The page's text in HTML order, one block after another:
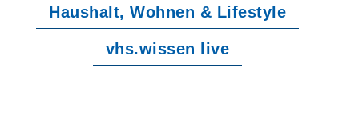
Haushalt, Wohnen & Lifestyle
vhs.wissen live